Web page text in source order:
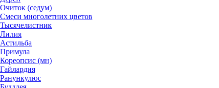
Очиток (седум)
Смеси многолетних цветов
Тысячелистник
Лилия
Астильба
Примула
Кореопсис (мн)
Гайлардия
Ранункулюс